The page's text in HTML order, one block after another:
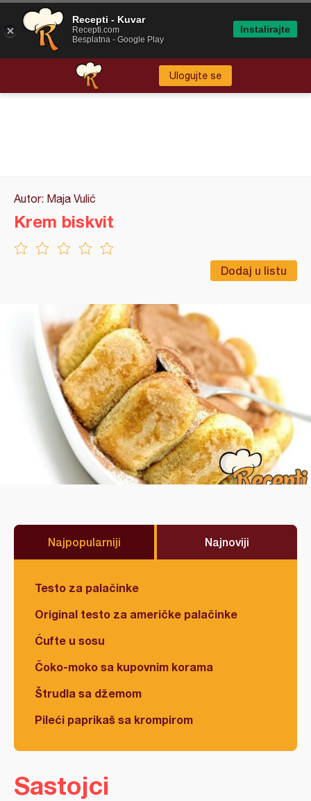
Ulogujte se
Autor: Maja Vulić
Dodaj u listu
Krem biskvit
Najpopularniji Najnoviji
Testo za palačinke
Original testo za američke palačinke
Ćufte u sosu
Čoko-moko sa kupovnim korama
Štrudla sa džemom
Pileći paprikaš sa krompirom
Sastojci
Recepti - Kuvar
Recepti.com
Besplatna - Google Play
Instalirajte